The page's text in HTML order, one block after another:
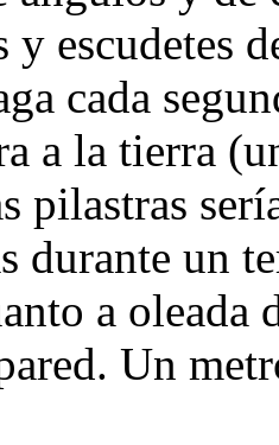
escudetes
cada
a la tierra
pilastras
durante un
a oleada
Un